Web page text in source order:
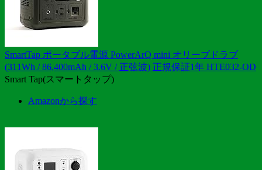
SmartTap ポータブル電源 PowerArQ mini オリーブドラブ
(311Wh / 86,400mAh / 3.6V / 正弦波) 正規保証1年 HTE032-OD
Smart Tap(スマートタップ)
Amazonから探す